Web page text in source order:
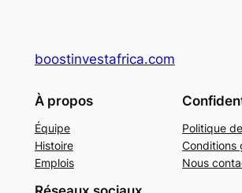
boostinvestafrica.com
À propos
Équipe
Histoire
Emplois
Politique
Conditions
Nous